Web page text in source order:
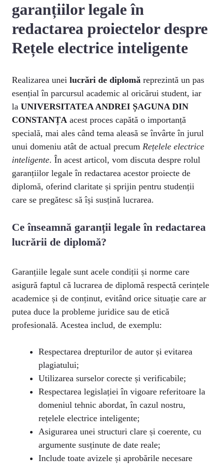
garanțiilor legale în
redactarea proiectelor despre
Rețele electrice inteligente
Realizarea unei lucrări de diplomă reprezintă un pas
esențial în parcursul academic al oricărui student, iar
la UNIVERSITATEA ANDREI ȘAGUNA DIN
CONSTANȚA acest proces capătă o importanță
specială, mai ales când tema aleasă se învârte în jurul
unui domeniu atât de actual precum Rețelele electrice
inteligente. În acest articol, vom discuta despre rolul
garanțiilor legale în redactarea acestor proiecte de
diplomă, oferind claritate și sprijin pentru studenții
care se pregătesc să își susțină lucrarea.
Ce înseamnă garanții legale în redactarea
lucrării de diplomă?
Garanțiile legale sunt acele condiții și norme care
asigură faptul că lucrarea de diplomă respectă cerințele
academice și de conținut, evitând orice situație care ar
putea duce la probleme juridice sau de etică
profesională. Acestea includ, de exemplu:
Respectarea drepturilor de autor și evitarea
plagiatului;
Utilizarea surselor corecte și verificabile;
Respectarea legislației în vigoare referitoare la
domeniul tehnic abordat, în cazul nostru,
rețelele electrice inteligente;
Asigurarea unei structuri clare și coerente, cu
argumente susținute de date reale;
Include toate avizele și aprobările necesare